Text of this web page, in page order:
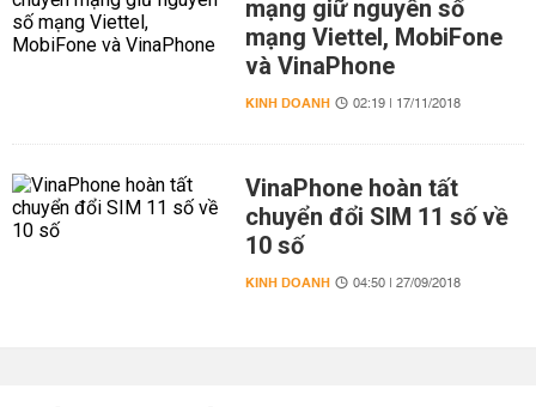
mạng giữ nguyên số
mạng Viettel, MobiFone
và VinaPhone
KINH DOANH 02:19 | 17/11/2018
VinaPhone hoàn tất
chuyển đổi SIM 11 số về
10 số
KINH DOANH 04:50 | 27/09/2018